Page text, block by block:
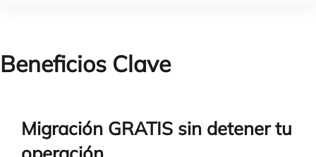
Beneficios Clave
Migración GRATIS sin detener tu